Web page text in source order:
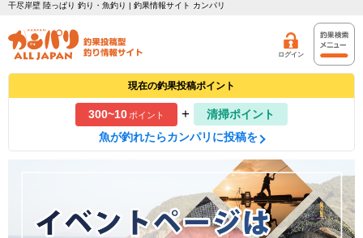
干尽岸壁 陸っぱり 釣り・魚釣り | 釣果情報サイト カンパリ
ログイン
現在の釣果投稿ポイント
300~10ポイント +
清掃ポイント
魚が釣れたらカンパリに投稿を